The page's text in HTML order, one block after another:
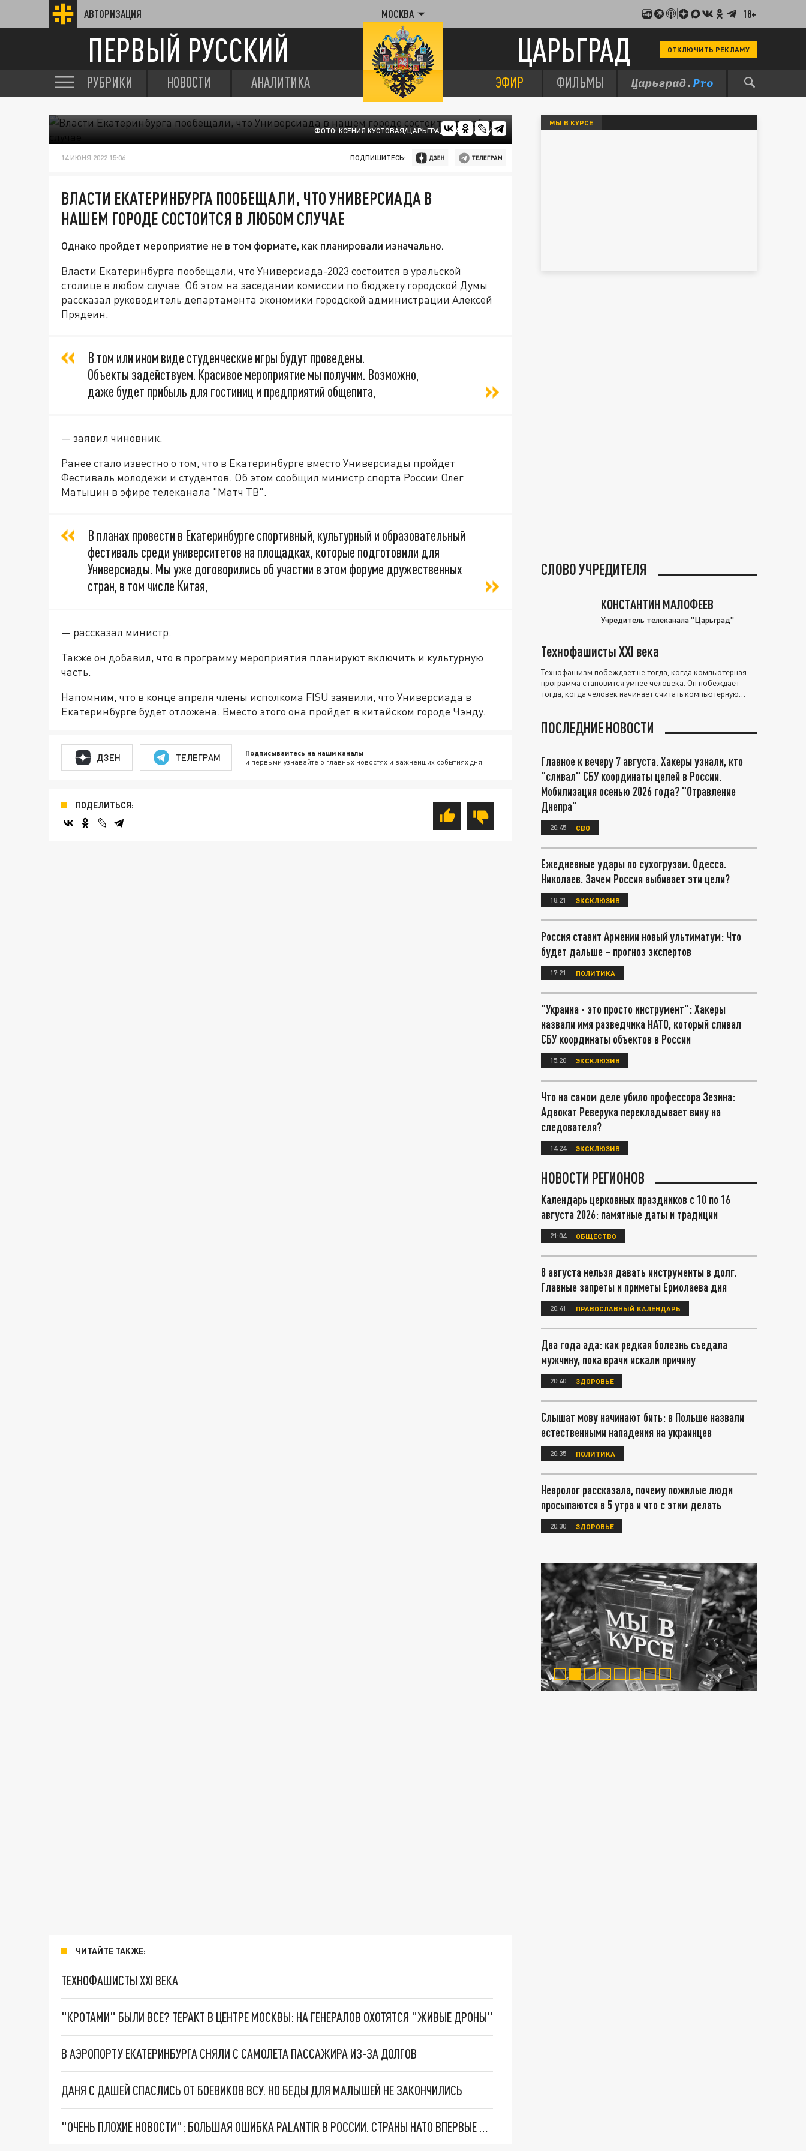
АВТОРИЗАЦИЯ МОСКВА 18+
ПЕРВЫЙ РУССКИЙ ЦАРЬГРАД ОТКЛЮЧИТЬ РЕКЛАМУ
РУБРИКИ НОВОСТИ АНАЛИТИКА ЭФИР ФИЛЬМЫ
ФОТО: КСЕНИЯ КУСТОВАЯ/ЦАРЬГРАД ЕКАТЕРИНБУРГ
14 ИЮНЯ 2022 15:06 ПОДПИШИТЕСЬ:
ВЛАСТИ ЕКАТЕРИНБУРГА ПООБЕЩАЛИ, ЧТО УНИВЕРСИАДА В
НАШЕМ ГОРОДЕ СОСТОИТСЯ В ЛЮБОМ СЛУЧАЕ
Однако пройдет мероприятие не в том формате, как планировали изначально.
Власти Екатеринбурга пообещали, что Универсиада-2023 состоится в уральской
столице в любом случае. Об этом на заседании комиссии по бюджету городской Думы
рассказал руководитель департамента экономики городской администрации Алексей
Прядеин.
В том или ином виде студенческие игры будут проведены.
Объекты задействуем. Красивое мероприятие мы получим. Возможно,
даже будет прибыль для гостиниц и предприятий общепита,
— заявил чиновник.
Ранее стало известно о том, что в Екатеринбурге вместо Универсиады пройдет
Фестиваль молодежи и студентов. Об этом сообщил министр спорта России Олег
Матыцин в эфире телеканала "Матч ТВ".
В планах провести в Екатеринбурге спортивный, культурный и образовательный
фестиваль среди университетов на площадках, которые подготовили для
Универсиады. Мы уже договорились об участии в этом форуме дружественных
стран, в том числе Китая,
— рассказал министр.
Также он добавил, что в программу мероприятия планируют включить и культурную
часть.
Напомним, что в конце апреля члены исполкома FISU заявили, что Универсиада в
Екатеринбурге будет отложена. Вместо этого она пройдет в китайском городе Чэнду.
ДЗЕН ТЕЛЕГРАМ Подписывайтесь на наши каналы
и первыми узнавайте о главных новостях и важнейших событиях дня.
ПОДЕЛИТЬСЯ:
ЧИТАЙТЕ ТАКЖЕ:
ТЕХНОФАШИСТЫ XXI ВЕКА
"КРОТАМИ" БЫЛИ ВСЕ? ТЕРАКТ В ЦЕНТРЕ МОСКВЫ: НА ГЕНЕРАЛОВ ОХОТЯТСЯ "ЖИВЫЕ ДРОНЫ"
В АЭРОПОРТУ ЕКАТЕРИНБУРГА СНЯЛИ С САМОЛЕТА ПАССАЖИРА ИЗ-ЗА ДОЛГОВ
ДАНЯ С ДАШЕЙ СПАСЛИСЬ ОТ БОЕВИКОВ ВСУ. НО БЕДЫ ДЛЯ МАЛЫШЕЙ НЕ ЗАКОНЧИЛИСЬ
"ОЧЕНЬ ПЛОХИЕ НОВОСТИ": БОЛЬШАЯ ОШИБКА PALANTIR В РОССИИ. СТРАНЫ НАТО ВПЕРВЫЕ ЗА СВО ОСТАНОВИЛИ ПОСТАВКИ ОРУЖИЯ. ВСУ ТЕРЯЮТ ПРИГРАНИЧЬЕ?
МЫ В КУРСЕ
СЛОВО УЧРЕДИТЕЛЯ
КОНСТАНТИН МАЛОФЕЕВ
Учредитель телеканала "Царьград"
Технофашисты XXI века
Технофашизм побеждает не тогда, когда компьютерная
программа становится умнее человека. Он побеждает
тогда, когда человек начинает считать компьютерную
ПОСЛЕДНИЕ НОВОСТИ
Главное к вечеру 7 августа. Хакеры узнали, кто
"сливал" СБУ координаты целей в России.
Мобилизация осенью 2026 года? "Отравление
Днепра"
20:45 СВО
Ежедневные удары по сухогрузам. Одесса.
Николаев. Зачем Россия выбивает эти цели?
18:21 ЭКСКЛЮЗИВ
Россия ставит Армении новый ультиматум: Что
будет дальше – прогноз экспертов
17:21 ПОЛИТИКА
"Украина - это просто инструмент": Хакеры
назвали имя разведчика НАТО, который сливал
СБУ координаты объектов в России
15:20 ЭКСКЛЮЗИВ
Что на самом деле убило профессора Зезина:
Адвокат Реверука перекладывает вину на
следователя?
14:24 ЭКСКЛЮЗИВ
НОВОСТИ РЕГИОНОВ
Календарь церковных праздников с 10 по 16
августа 2026: памятные даты и традиции
21:04 ОБЩЕСТВО
8 августа нельзя давать инструменты в долг.
Главные запреты и приметы Ермолаева дня
20:41 ПРАВОСЛАВНЫЙ КАЛЕНДАРЬ
Два года ада: как редкая болезнь съедала
мужчину, пока врачи искали причину
20:40 ЗДОРОВЬЕ
Слышат мову начинают бить: в Польше назвали
естественными нападения на украинцев
20:35 ПОЛИТИКА
Невролог рассказала, почему пожилые люди
просыпаются в 5 утра и что с этим делать
20:30 ЗДОРОВЬЕ